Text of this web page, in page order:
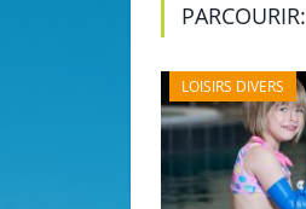
PARCOURIR:
LOISIRS DIVERS